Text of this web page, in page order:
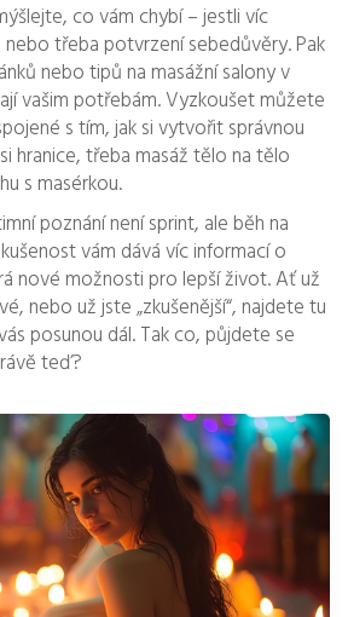
co vám chybí – jestli víc
třeba potvrzení sebedůvěry. Pak
nebo tipů na masážní salony v
vašim potřebám. Vyzkoušet můžete
s tím, jak si vytvořit správnou
hranice, třeba masáž tělo na tělo
s masérkou.
poznání není sprint, ale běh na
vám dává víc informací o
nové možnosti pro lepší život. Ať už
nebo už jste „zkušenější“, najdete tu
posunou dál. Tak co, půjdete se
teď?